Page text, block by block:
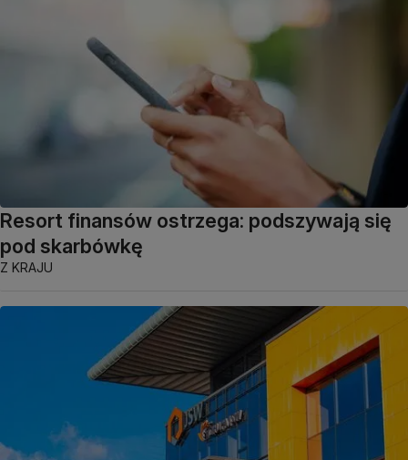
Resort finansów ostrzega: podszywają się
pod skarbówkę
Z KRAJU